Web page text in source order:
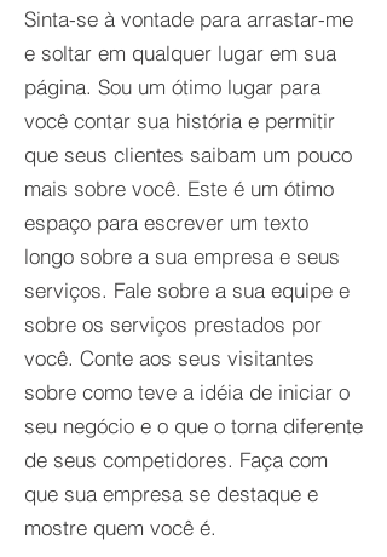
Sinta-se à vontade para arrastar-me
e soltar em qualquer lugar em sua
página. Sou um ótimo lugar para
você contar sua história e permitir
que seus clientes saibam um pouco
mais sobre você. Este é um ótimo
espaço para escrever um texto
longo sobre a sua empresa e seus
serviços. Fale sobre a sua equipe e
sobre os serviços prestados por
você. Conte aos seus visitantes
sobre como teve a idéia de iniciar o
seu negócio e o que o torna diferente
de seus competidores. Faça com
que sua empresa se destaque e
mostre quem você é.